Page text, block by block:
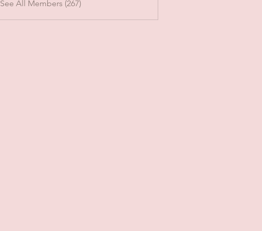
See All Members (267)